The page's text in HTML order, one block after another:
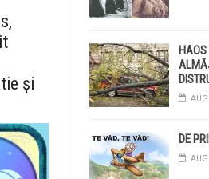
și
HAOS
DE